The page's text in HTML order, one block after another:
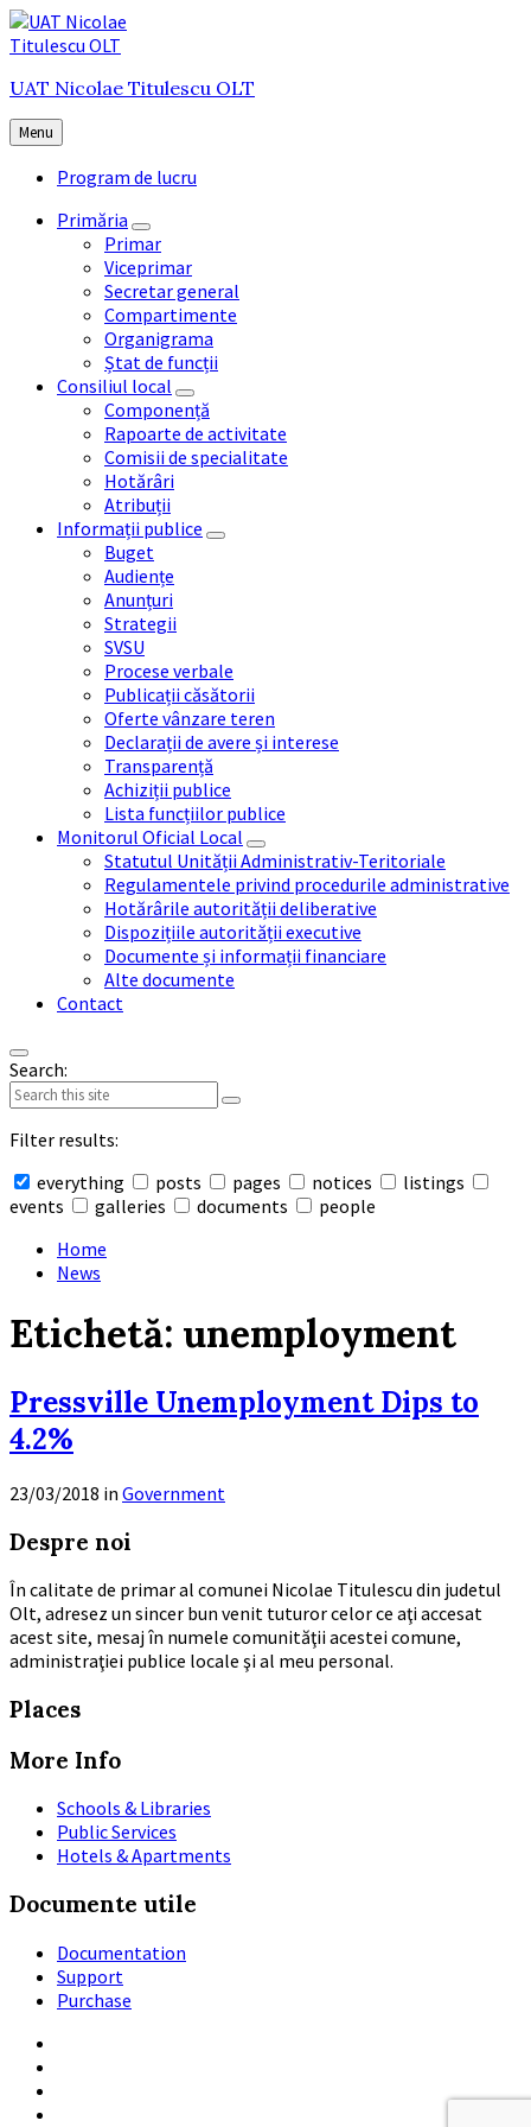
Skip
to
Skip
to
navigation
Skip
to
UAT Nicolae Titulescu OLT
Menu
Program de lucru
Primăria
Primar
Viceprimar
Secretar general
Compartimente
Organigrama
Ștat de funcții
Consiliul local
Componență
Rapoarte de activitate
Comisii de specialitate
Hotărâri
Atribuții
Informații publice
Buget
Audiențe
Anunțuri
Strategii
SVSU
Procese verbale
Publicații căsătorii
Oferte vânzare teren
Declarații de avere și interese
Transparență
Achiziții publice
Lista funcțiilor publice
Monitorul Oficial Local
Statutul Unității Administrativ-Teritoriale
Regulamentele privind procedurile administrative
Hotărârile autorității deliberative
Dispozițiile autorității executive
Documente și informații financiare
Alte documente
Contact
Search:
Filter results:
everything
posts pages notices
listings
events
galleries documents people
search
Home
News
Etichetă: unemployment
Pressville Unemployment Dips to
4.2%
23/03/2018 in Government
Read
More
Despre noi
În calitate de primar al comunei Nicolae Titulescu din judetul
Olt, adresez un sincer bun venit tuturor celor ce aţi accesat
acest site, mesaj în numele comunităţii acestei comune,
administraţiei publice locale şi al meu personal.
Places
More Info
Schools & Libraries
Public Services
Hotels & Apartments
Documente utile
Documentation
Support
Purchase